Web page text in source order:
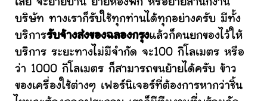
เลย จะย้ายบ้าน ย้ายห้องพัก หรือย้ายสำนักงาน
บริษัท ทางเราก็รับใช้ทุกท่านได้ทุกอย่างครับ มีทั้ง
บริการรับจ้างส่งของฉลองกรุงแล้วก็คนยกของไว้ให้
บริการ ระยะทางไม่มีจำกัด จะ100 กิโลเมตร หรือ
ว่า 1000 กิโลเมตร ก็สามารถขนย้ายได้ครับ ข้าว
ของเครื่องใช้ต่างๆ เฟอร์นิเจอร์ที่ต้องการหากว่าชิ้น